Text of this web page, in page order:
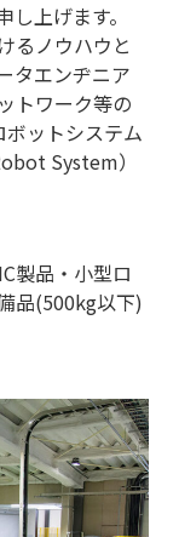
上げます。
るノウハウと
タエンヂニア
トワーク等の
ットシステム
System）
製品・小型ロ
品(500kg以下)